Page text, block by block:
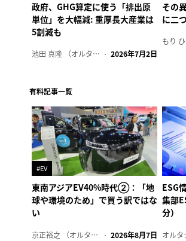
政府、GHG算定に使う「排出原
単位」を大幅減: 重厚長大産業は
5割減も
池田 真隆 （オルタナ輪番編集長） 2026年7月2日
その
に二
有料記事一覧
#EV
東南アジアEV40%時代②：「地
球や環境のため」で買う訳ではな
い
京正裕之 （オルタナ副編集長） 2026年8月7日
ESG
集部
分）
オルタ